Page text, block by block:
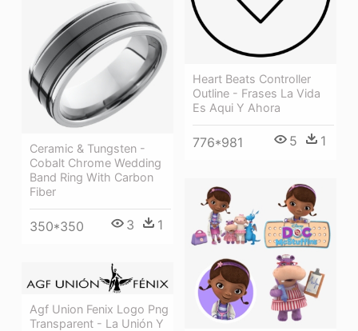
Heart Beats Controller
Outline - Frases La Vida
Es Aqui Y Ahora
776*981 5 1
Ceramic & Tungsten -
Cobalt Chrome Wedding
Band Ring With Carbon
Fiber
350*350 3 1
Agf Union Fenix Logo Png
Transparent - La Unión Y